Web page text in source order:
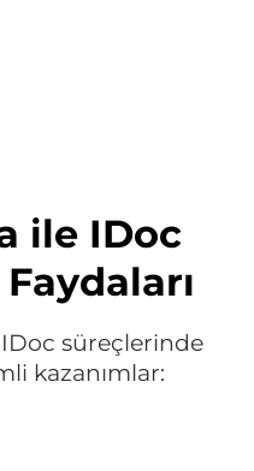
ile IDoc
süreçlerinde
kazanımlar: